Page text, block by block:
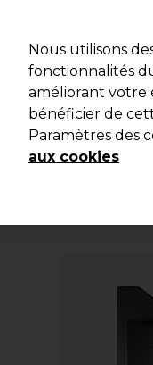
Marques
Nous utilisons
fonctionnalités
améliorant votre
bénéficier de
Paramètres des
aux cookies